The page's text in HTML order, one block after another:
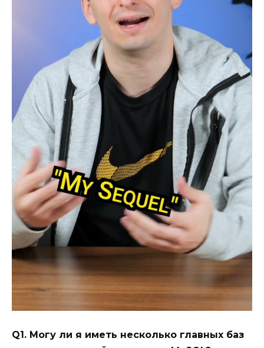
Q1. Могу ли я иметь несколько главных баз